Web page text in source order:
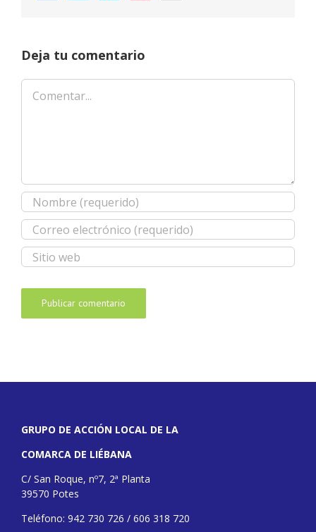
Deja tu comentario
Comentar
GRUPO DE ACCIÓN LOCAL DE LA
COMARCA DE LIÉBANA
C/ San Roque, nº7, 2ª Planta
39570 Potes
Teléfono: 942 730 726 / 606 318 720